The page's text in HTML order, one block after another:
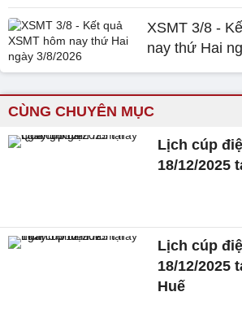
XSMT 3/8 -
nay thứ Hai
CÙNG CHUYÊN MỤC
Lịch cúp
18/12/2025
Lịch cúp
18/12/2025
Huế